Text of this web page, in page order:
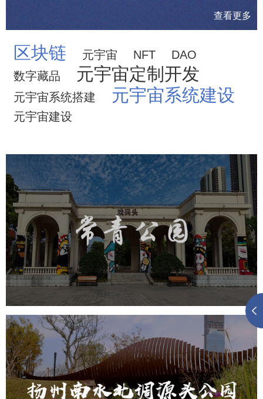
查看更多
区块链 元宇宙 NFT
DAO
数字藏品
元宇宙定制开发
元宇宙系统搭建 元宇宙系统建设
元宇宙建设
武汉常青公园
旅游休闲 智慧公园 智能步道
AR互动大屏
智慧公园综合管理系统
元宇宙定制开发
元宇宙建设
元宇宙平台建设
元宇宙系统搭建
元宇宙系统建设
扬州南水北调源头公园